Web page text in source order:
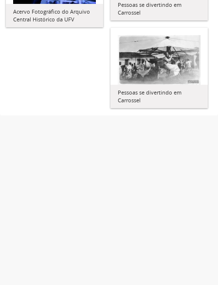
Acervo Fotográfico do Arquivo
Central Histórico da UFV
Pessoas se divertindo em
Carrossel
Pessoas se divertindo em
Carrossel